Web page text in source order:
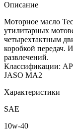
Описание
Моторное масло
утилитарных
четырехтактным
коробкой передач.
развлечений.
Классификации:
JASO MA2
Характеристики
SAE
10w-40